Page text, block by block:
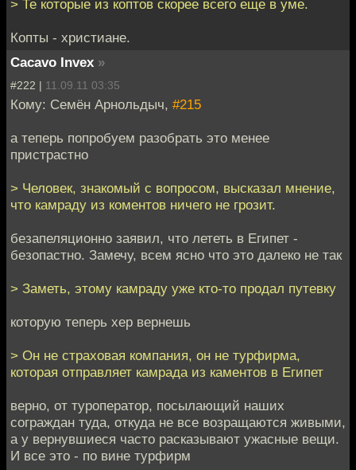
> Те которые из коптов скорее всего еще в уме.
Копты - христиане.
Cacavo Invex »
#222 | 11.09.11 03:35
Кому: Семён Арнольдыч, #215
а теперь попробуем разобрать это менее
пристрастно
> Человек, знакомый с вопросом, высказал мнение,
что камраду из коментов ничего не грозит.
безапеляционно заявил, что лететь в Египет -
безопастно. Замечу, всем ясно что это далеко не так
> Заметь, этому камраду уже кто-то продал путевку
которую теперь хер вернешь
> Он не страховая компания, он не турфирма,
которая отправляет камрада из каментов в Египет
верно, от туроператор, посылающий наших
сограждан туда, откуда не все возращаются живыми,
а у вернувшиеся часто расказывают ужасные вещи.
И все это - по вине турфирм